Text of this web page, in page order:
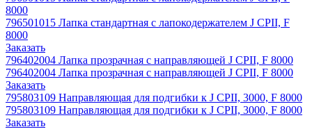
8000
796501015 Лапка стандартная с лапокодержателем J CPII, F
8000
Заказать
796402004 Лапка прозрачная с направляющей J CPII, F 8000
796402004 Лапка прозрачная с направляющей J CPII, F 8000
Заказать
795803109 Направляющая для подгибки к J CPII, 3000, F 8000
795803109 Направляющая для подгибки к J CPII, 3000, F 8000
Заказать